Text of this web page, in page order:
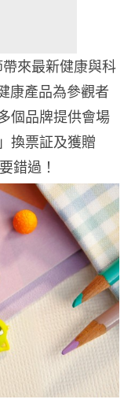
來最新健康與科
康產品為參觀者
個品牌提供會場
換票証及獲贈
錯過！